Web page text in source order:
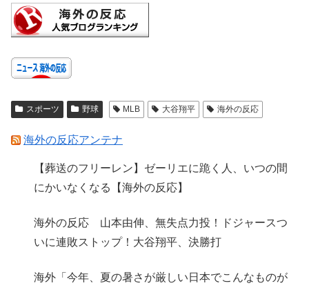
スポーツ 野球 MLB 大谷翔平 海外の反応
海外の反応アンテナ
【葬送のフリーレン】ゼーリエに跪く人、いつの間
にかいなくなる【海外の反応】
海外の反応 山本由伸、無失点力投！ドジャースつ
いに連敗ストップ！大谷翔平、決勝打
海外「今年、夏の暑さが厳しい日本でこんなものが